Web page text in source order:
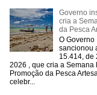
Governo
cria a
da Pesca
O Governo
sancionou
15.414, de
2026 , que cria a Semana
Promoção da Pesca
celebr...